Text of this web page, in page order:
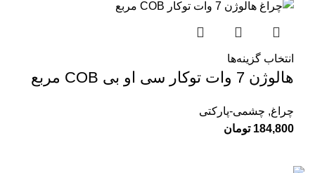
انتخاب گزینه‌ها
هالوژن 7 وات توکار سی او بی COB مربع
چراغ, چشمی-پارکتی
184,800 تومان